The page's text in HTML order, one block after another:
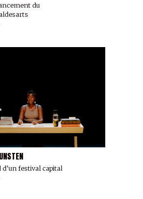
du
d’un festival capital